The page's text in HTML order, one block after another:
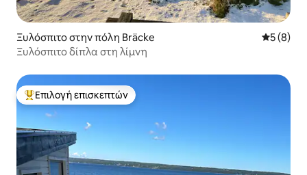
Ξυλόσπιτο στην πόλη Bräcke Μέση
5 (8)
Ξυλόσπιτο δίπλα στη λίμνη
Κορυφαία επιλογή επισκεπτών
Επιλογή επισκεπτών